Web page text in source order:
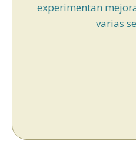
experimentan
varias